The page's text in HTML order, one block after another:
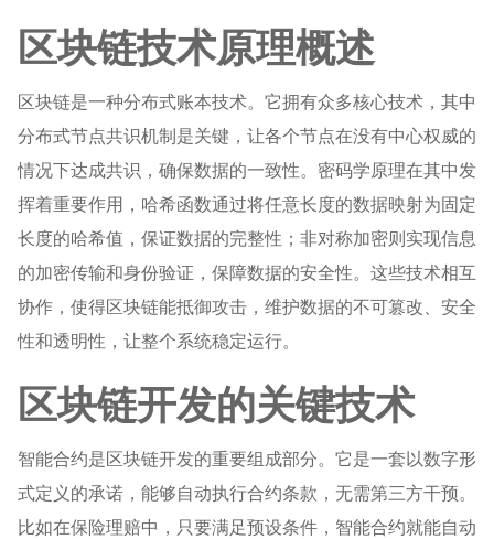
区块链技术原理概述
区块链是一种分布式账本技术。它拥有众多核心技术，其中
分布式节点共识机制是关键，让各个节点在没有中心权威的
情况下达成共识，确保数据的一致性。密码学原理在其中发
挥着重要作用，哈希函数通过将任意长度的数据映射为固定
长度的哈希值，保证数据的完整性；非对称加密则实现信息
的加密传输和身份验证，保障数据的安全性。这些技术相互
协作，使得区块链能抵御攻击，维护数据的不可篡改、安全
性和透明性，让整个系统稳定运行。
区块链开发的关键技术
智能合约是区块链开发的重要组成部分。它是一套以数字形
式定义的承诺，能够自动执行合约条款，无需第三方干预。
比如在保险理赔中，只要满足预设条件，智能合约就能自动